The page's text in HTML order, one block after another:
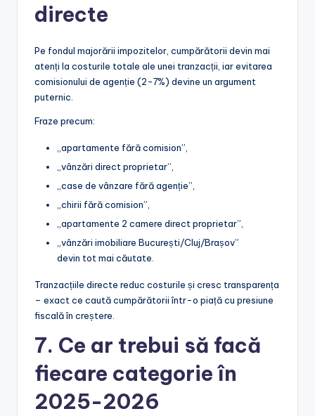
directe
Pe fondul majorării impozitelor, cumpărătorii devin mai
atenți la costurile totale ale unei tranzacții, iar evitarea
comisionului de agenție (2-7%) devine un argument
puternic.
Fraze precum:
„apartamente fără comision”,
„vânzări direct proprietar”,
„case de vânzare fără agenție”,
„chirii fără comision”,
„apartamente 2 camere direct proprietar”,
„vânzări imobiliare București/Cluj/Brașov”
devin tot mai căutate.
Tranzacțiile directe reduc costurile și cresc transparența
– exact ce caută cumpărătorii într-o piață cu presiune
fiscală în creștere.
7. Ce ar trebui să facă
fiecare categorie în
2025-2026